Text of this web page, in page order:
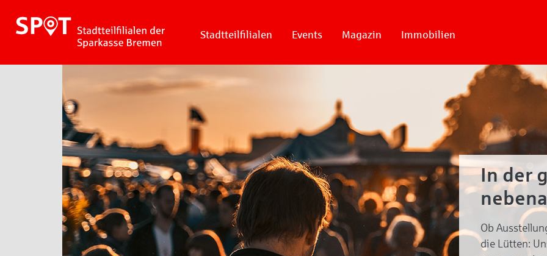
Stadtteilfilialen Events Magazin Immobilien
In der
Ob
die Lütten: